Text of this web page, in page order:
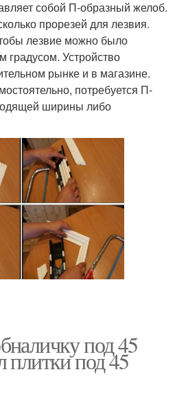
собой П-образный желоб.
прорезей для лезвия.
лезвие можно было
градусом. Устройство
рынке и в магазине.
потребуется П-
ширины либо
под 45
плитки под 45